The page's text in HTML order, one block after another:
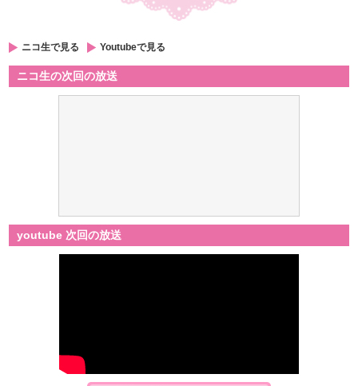
ニコ生で見る Youtubeで見る
ニコ生の次回の放送
youtube 次回の放送